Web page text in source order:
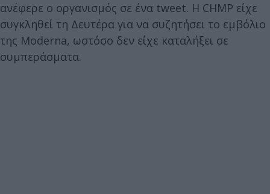
ανέφερε ο οργανισμός σε ένα tweet. H CHMP είχε
συγκληθεί τη Δευτέρα για να συζητήσει το εμβόλιο
της Moderna, ωστόσο δεν είχε καταλήξει σε
συμπεράσματα.